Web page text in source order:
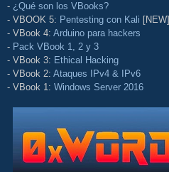
- ¿Qué son los VBooks?
- VBOOK 5: Pentesting con Kali [NEW]
- VBook 4: Arduino para hackers
- Pack VBook 1, 2 y 3
- VBook 3: Ethical Hacking
- VBook 2: Ataques IPv4 & IPv6
- VBook 1: Windows Server 2016